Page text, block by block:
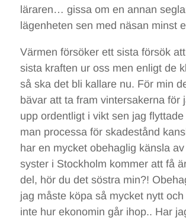
läraren… gissa om en annan
lägenheten sen med näsan minst
Värmen försöker ett sista försök
sista kraften ur oss men enligt de
så ska det bli kallare nu. För min
bävar att ta fram vintersakerna för
upp ordentligt i vikt sen jag
man processa för skadestånd
har en mycket obehaglig känsla
syster i Stockholm kommer att få
del, hör du det söstra min?!
jag måste köpa så mycket nytt
inte hur ekonomin går ihop.. Har